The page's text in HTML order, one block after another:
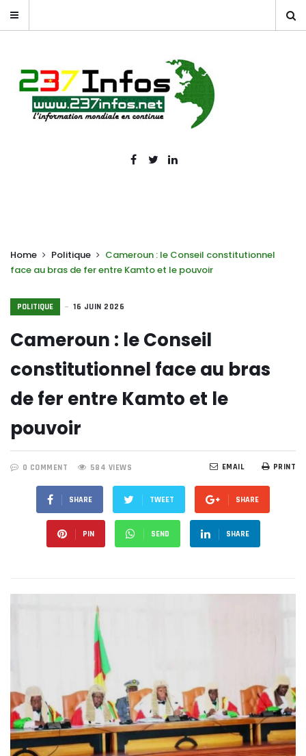
Home Politique
Cameroun : le Conseil constitutionnel
face au bras de fer entre Kamto et le pouvoir
POLITIQUE 16 JUIN 2026
Cameroun : le Conseil
constitutionnel face au bras
de fer entre Kamto et le
pouvoir
0 COMMENT 584 VIEWS PRINT
EMAIL
SHARE TWEET SHARE
PIN SEND SHARE